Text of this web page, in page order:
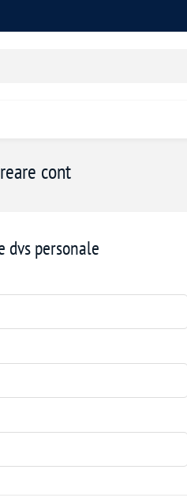
cont
dvs personale